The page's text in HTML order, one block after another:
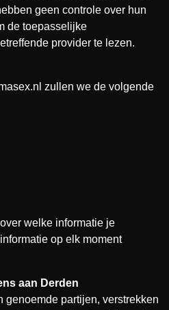
geen controle over hun
de toepasselijke
provider te lezen.
zullen we de volgende
welke informatie je
op elk moment
aan Derden
genoemde partijen, verstrekken